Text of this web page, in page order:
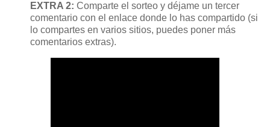
EXTRA 2: Comparte el sorteo y déjame un tercer
comentario con el enlace donde lo has compartido (si
lo compartes en varios sitios, puedes poner más
comentarios extras).